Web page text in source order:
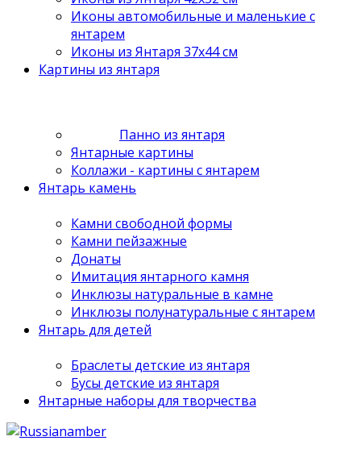
Иконы автомобильные и маленькие с
янтарем
Иконы из Янтаря 37х44 см
Картины из янтаря
Панно из янтаря
Янтарные картины
Коллажи - картины с янтарем
Янтарь камень
Камни свободной формы
Камни пейзажные
Донаты
Имитация янтарного камня
Инклюзы натуральные в камне
Инклюзы полунатуральные с янтарем
Янтарь для детей
Браслеты детские из янтаря
Бусы детские из янтаря
Янтарные наборы для творчества